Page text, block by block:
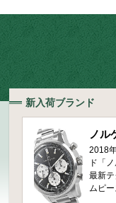
新入荷ブランド
ノル
2018
ド「
最新
ムピー